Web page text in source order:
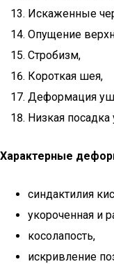
Искаженные
Опущение
Стробизм,
Короткая шея,
Деформация
Низкая посадка
Характерные
синдактилия
укороченная и
косолапость,
искривление